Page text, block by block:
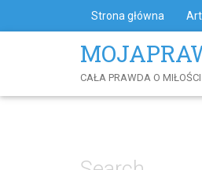
Strona główna
CAŁA PRAWDA O MIŁOŚCI